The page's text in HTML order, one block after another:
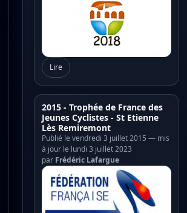
Lire
2015 - Trophée de France des
Jeunes Cyclistes - St Etienne
Lès Remiremont
Publié le vendredi 3 juillet 2015 — mis
à jour le lundi 3 juillet 2023
par Frédéric Lafargue